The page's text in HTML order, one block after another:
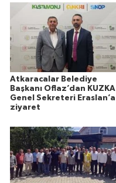
Atkaracalar Belediye
Başkanı Oflaz’dan KUZKA
Genel Sekreteri Eraslan’a
ziyaret